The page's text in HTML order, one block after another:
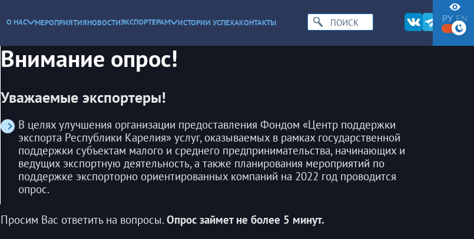
О НАС МЕРОПРИЯТИЯНОВОСТИЭКСПОРТЕРАМ ИСТОРИИ УСПЕХАКОНТАКТЫ РУ EN
Внимание опрос!
Уважаемые экспортеры!
В целях улучшения организации предоставления Фондом «Центр поддержки
экспорта Республики Карелия» услуг, оказываемых в рамках государственной
поддержки субъектам малого и среднего предпринимательства, начинающих и
ведущих экспортную деятельность, а также планирования мероприятий по
поддержке экспорторно ориентированных компаний на 2022 год проводится
опрос.
Просим Вас ответить на вопросы. Опрос займет не более 5 минут.